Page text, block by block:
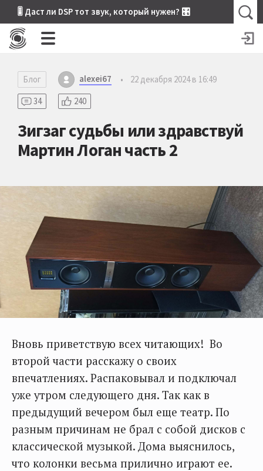
🎚 Даст ли DSP тот звук, который нужен? 🎛
Блог alexei67 •
22 декабря 2024 в 16:49
34
240
Зигзаг судьбы или здравствуй
Мартин Логан часть 2
Вновь приветствую всех читающих! Во
второй части расскажу о своих
впечатлениях. Распаковывал и подключал
уже утром следующего дня. Так как в
предыдущий вечером был еще театр. По
разным причинам не брал с собой дисков с
классической музыкой. Дома выяснилось,
что колонки весьма прилично играют ее.